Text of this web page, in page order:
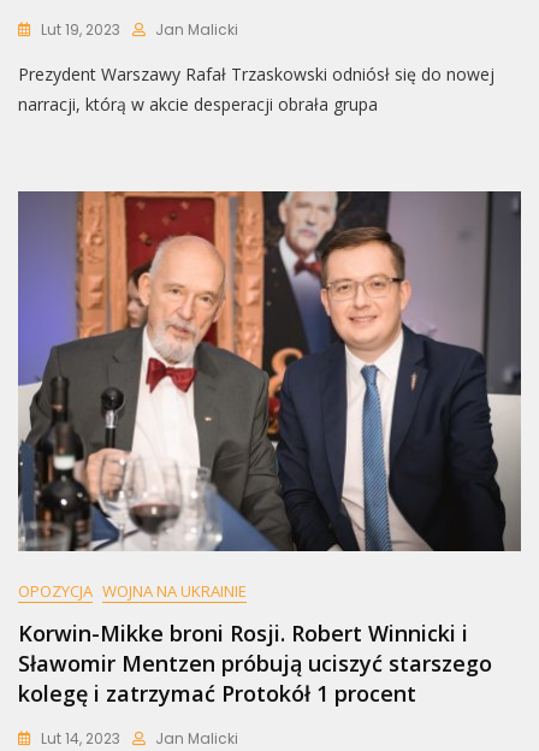
Lut 19, 2023 Jan Malicki
Prezydent Warszawy Rafał Trzaskowski odniósł się do nowej
narracji, którą w akcie desperacji obrała grupa
OPOZYCJA WOJNA NA UKRAINIE
Korwin-Mikke broni Rosji. Robert Winnicki i
Sławomir Mentzen próbują uciszyć starszego
kolegę i zatrzymać Protokół 1 procent
Lut 14, 2023 Jan Malicki